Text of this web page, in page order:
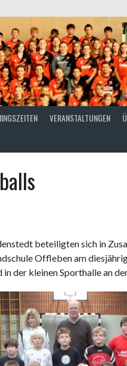
VERANSTALTUNGEN
beteiligten sich in
Offleben am
der kleinen Sporthalle an